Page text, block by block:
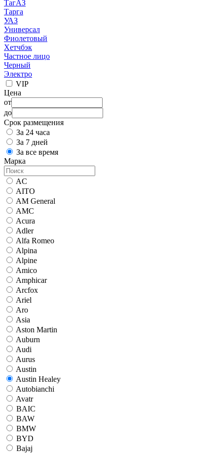
ТагАЗ
Тарга
УАЗ
Универсал
Фиолетовый
Хетчбэк
Частное лицо
Черный
Электро
VIP
Цена
от
до
Срок размещения
За 24 часа
За 7 дней
За все время
Марка
AC
AITO
AM General
AMC
Acura
Adler
Alfa Romeo
Alpina
Alpine
Amico
Amphicar
Arcfox
Ariel
Aro
Asia
Aston Martin
Auburn
Audi
Aurus
Austin
Austin Healey
Autobianchi
Avatr
BAIC
BAW
BMW
BYD
Bajaj